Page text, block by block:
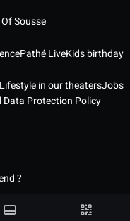
Sousse
Pathé LiveKids birthday
Lifestyle in our theatersJobs
Data Protection Policy
?